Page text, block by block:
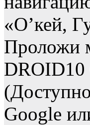
«О’кей,
Проложи
Google